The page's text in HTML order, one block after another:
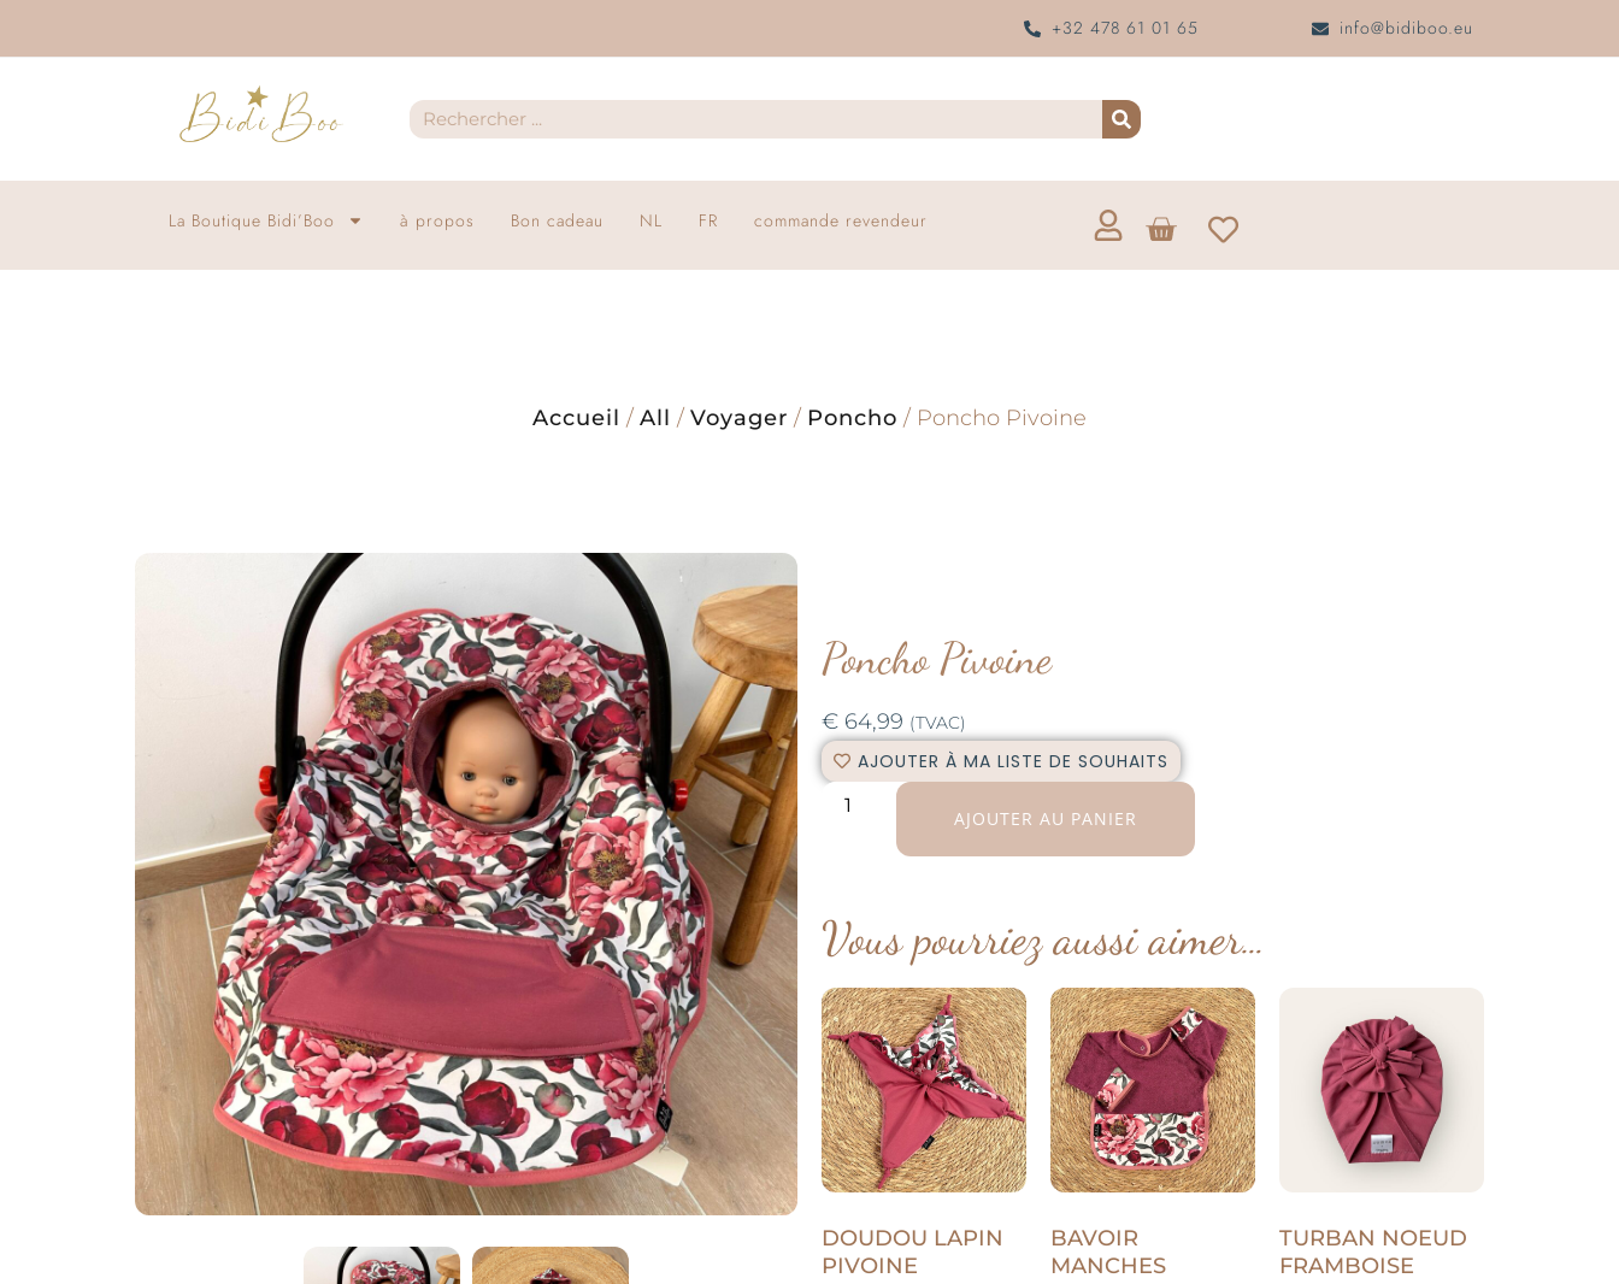
+32 478 61 01 65 info@bidiboo.eu
La Boutique Bidi’Boo à propos Bon cadeau NL FR commande revendeur
Accueil / All / Voyager / Poncho / Poncho Pivoine
Poncho Pivoine
€ 64,99 (TVAC)
AJOUTER À MA LISTE DE SOUHAITS
AJOUTER AU PANIER
Vous pourriez aussi aimer…
DOUDOU LAPIN
PIVOINE
BAVOIR
MANCHES
TURBAN NOEUD
FRAMBOISE